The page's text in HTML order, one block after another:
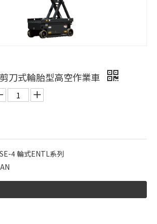
刀式輪胎型高空作業車
4 輪式ENTL系列